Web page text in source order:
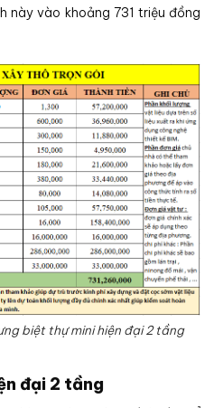
này vào khoảng 731 triệu đồng
biệt thự mini hiện đại 2 tầng
đại 2 tầng